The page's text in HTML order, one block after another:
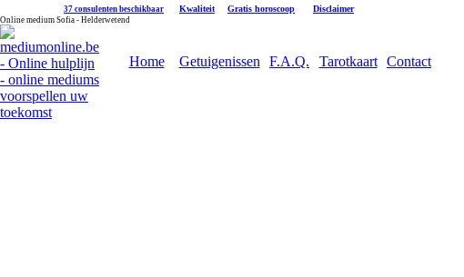
37 consulenten beschikbaar Kwaliteit Gratis horoscoop Disclaimer
Online medium Sofia - Helderwetend
Home Getuigenissen F.A.Q. Tarotkaart Contact